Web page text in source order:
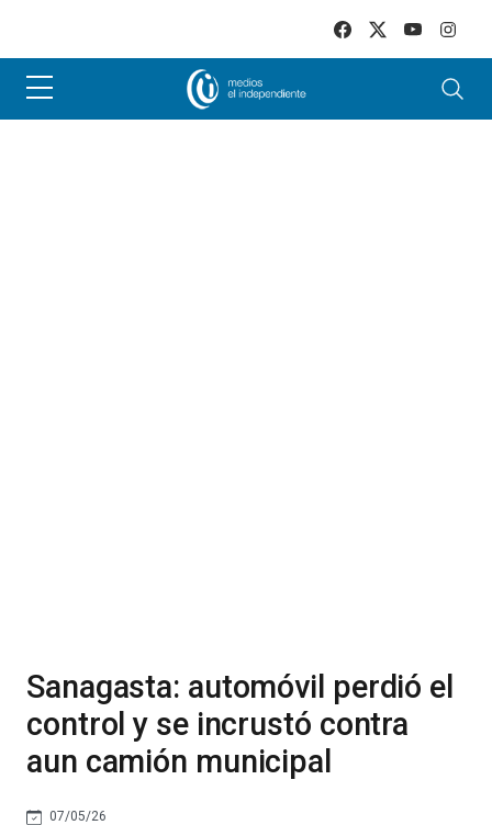
Sanagasta: automóvil perdió el
control y se incrustó contra
aun camión municipal
07/05/26